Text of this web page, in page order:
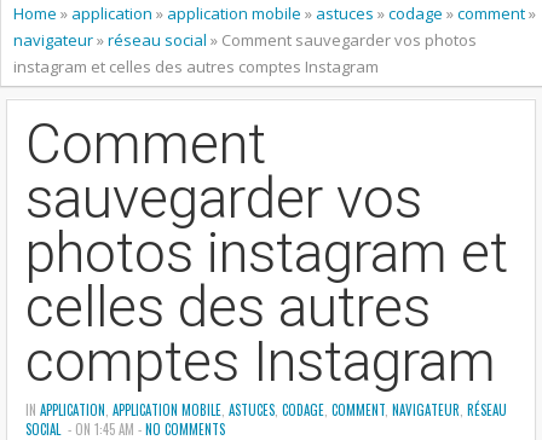
Home » application » application mobile » astuces »codage »comment»
navigateur»réseau social » Comment sauvegarder vos photos
instagram et celles des autres comptes Instagram
Comment
sauvegarder vos
photos instagram et
celles des autres
comptes Instagram
IN APPLICATION APPLICATION MOBILE ASTUCES CODAGE COMMENT NAVIGATEUR RÉSEAU
SOCIAL - ON 1:45 AM -NO COMMENTS